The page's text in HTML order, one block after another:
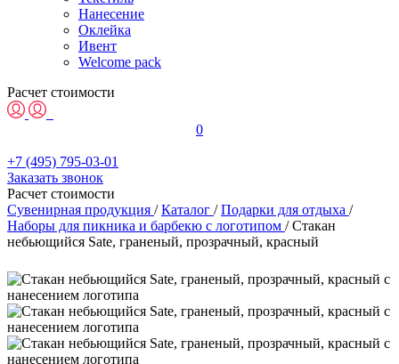
Нанесение
Оклейка
Ивент
Welcome pack
Расчет стоимости
0
+7 (495) 795-03-01
Заказать звонок
Расчет стоимости
Сувенирная продукция / Каталог / Подарки для отдыха /
Наборы для пикника и барбекю с логотипом / Стакан
небьющийся Sate, граненый, прозрачный, красный